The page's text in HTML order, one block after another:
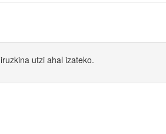
iruzkina utzi ahal izateko.